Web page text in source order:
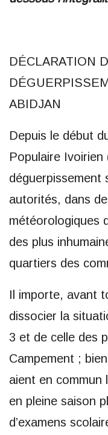
DÉCLARATION
ABIDJAN
Depuis le début
Populaire
déguerpissement
autorités, dans
météorologiques
des plus
quartiers des
Il importe, avant
dissocier la
3 et de celle des
Campement ;
aient en commun
en pleine saison
d’examens